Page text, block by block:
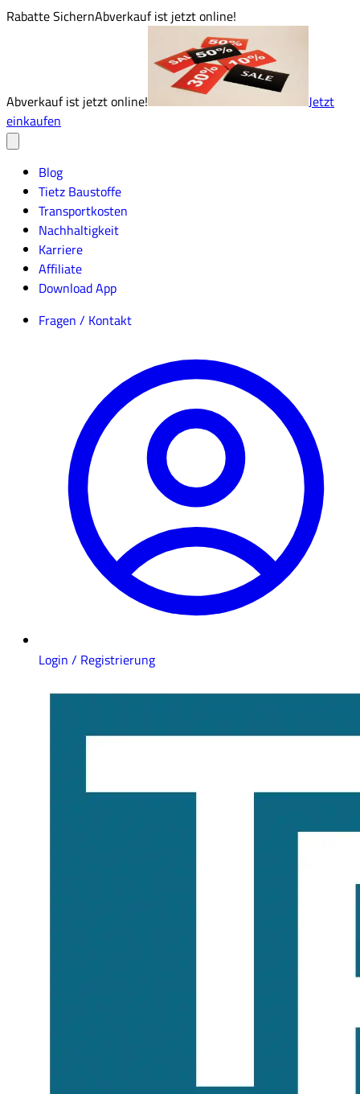
Rabatte SichernAbverkauf ist jetzt online!
Abverkauf ist jetzt online!
Jetzt
einkaufen
Blog
Tietz Baustoffe
Transportkosten
Nachhaltigkeit
Karriere
Affiliate
Download App
Fragen / Kontakt
Login / Registrierung